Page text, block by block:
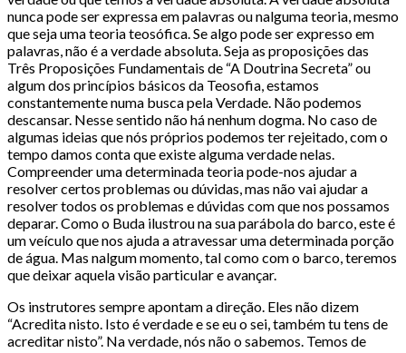
nunca pode ser expressa em palavras ou nalguma teoria, mesmo
que seja uma teoria teosófica. Se algo pode ser expresso em
palavras, não é a verdade absoluta. Seja as proposições das
Três Proposições Fundamentais de “A Doutrina Secreta” ou
algum dos princípios básicos da Teosofia, estamos
constantemente numa busca pela Verdade. Não podemos
descansar. Nesse sentido não há nenhum dogma. No caso de
algumas ideias que nós próprios podemos ter rejeitado, com o
tempo damos conta que existe alguma verdade nelas.
Compreender uma determinada teoria pode-nos ajudar a
resolver certos problemas ou dúvidas, mas não vai ajudar a
resolver todos os problemas e dúvidas com que nos possamos
deparar. Como o Buda ilustrou na sua parábola do barco, este é
um veículo que nos ajuda a atravessar uma determinada porção
de água. Mas nalgum momento, tal como com o barco, teremos
que deixar aquela visão particular e avançar.
Os instrutores sempre apontam a direção. Eles não dizem
“Acredita nisto. Isto é verdade e se eu o sei, também tu tens de
acreditar nisto”. Na verdade, nós não o sabemos. Temos de